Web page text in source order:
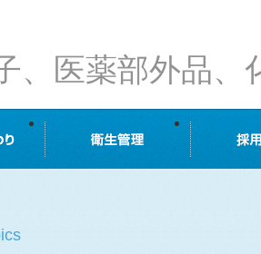
、医薬部外品
クサマ